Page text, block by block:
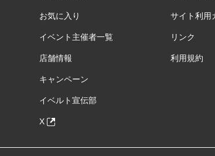
お気に入り
イベント主催者一覧
店舗情報
キャンペーン
イベルト宣伝部
X
サイト利用
リンク
利用規約